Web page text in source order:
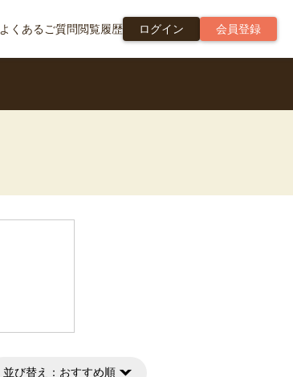
よくあるご質問閲覧履歴 ログイン 会員登録
並び替え： おすすめ順